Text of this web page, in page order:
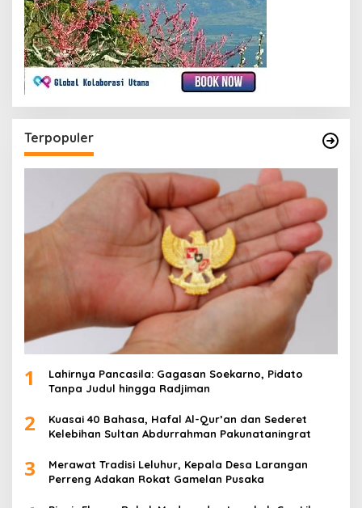
Terpopuler
1
Lahirnya Pancasila: Gagasan Soekarno, Pidato
Tanpa Judul hingga Radjiman
2
Kuasai 40 Bahasa, Hafal Al-Qur’an dan Sederet
Kelebihan Sultan Abdurrahman Pakunataningrat
3
Merawat Tradisi Leluhur, Kepala Desa Larangan
Perreng Adakan Rokat Gamelan Pusaka